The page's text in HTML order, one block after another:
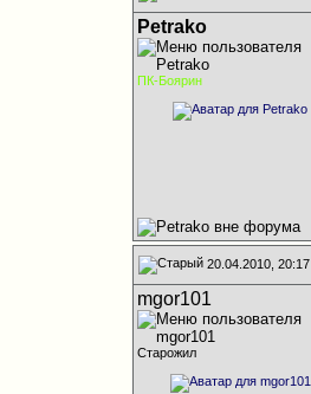
Petrako
ПК-Боярин
20.04.2010, 20:17
mgor101
Старожил